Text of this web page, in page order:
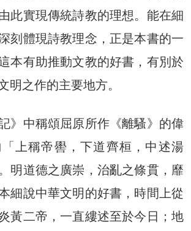
此實現傳統詩教的理想。能在細
刻體現詩教理念，正是本書的一
本有助推動文教的好書，有別於
明之作的主要地方。
》中稱頌屈原所作《離騷》的偉
上稱帝嚳，下道齊桓，中述湯
明道德之廣崇，治亂之條貫，靡
細說中華文明的好書，時間上從
黃二帝，一直縷述至於今日；地